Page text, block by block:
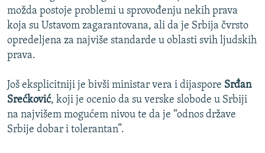
možda postoje problemi u sprovođenju nekih prava
koja su Ustavom zagarantovana, ali da je Srbija čvrsto
opredeljena za najviše standarde u oblasti svih ljudskih
prava.
Još eksplicitniji je bivši ministar vera i dijaspore Srđan
Srećković, koji je ocenio da su verske slobode u Srbiji
na najvišem mogućem nivou te da je “odnos države
Srbije dobar i tolerantan”.